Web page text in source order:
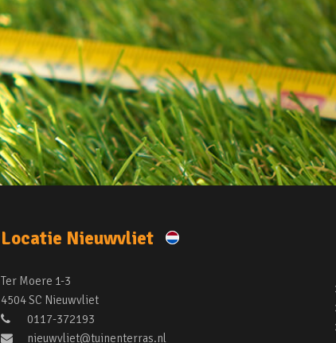
Locatie Nieuwvliet
Ter Moere 1-3
4504 SC Nieuwvliet
0117-372193
nieuwvliet@tuinenterras.nl